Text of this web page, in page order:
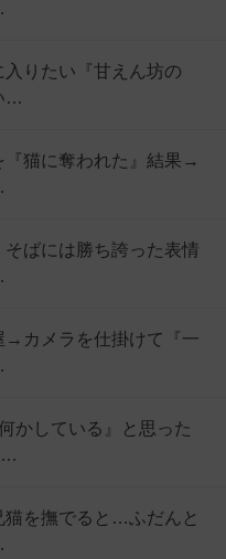
りたい『甘えん坊の
…
『猫に奪われた』結果→
そばには勝ち誇った表情
→カメラを仕掛けて『一
かしている』と思った
…
猫を撫でると…ふだんと